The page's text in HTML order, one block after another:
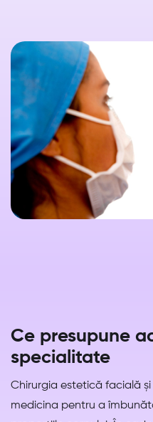
Ce presupune
specialitate
Chirurgia estetică facială
medicina pentru a